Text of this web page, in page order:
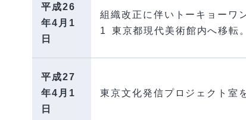
平成26
年4月1
日
組織改正に伴いトーキョーワ
1 東京都現代美術館内へ移転
平成27
年4月1
日
東京文化発信プロジェクト室